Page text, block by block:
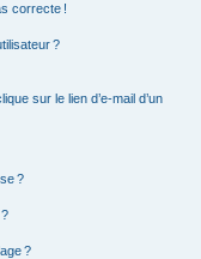
correcte !
?
sur le lien d’e-mail d’un
?
?